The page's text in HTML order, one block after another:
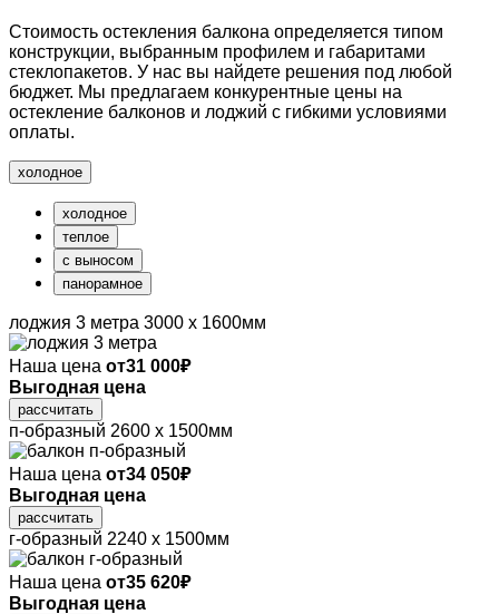
Стоимость остекления балкона определяется типом
конструкции, выбранным профилем и габаритами
стеклопакетов. У нас вы найдете решения под любой
бюджет. Мы предлагаем конкурентные цены на
остекление балконов и лоджий с гибкими условиями
оплаты.
холодное
холодное
теплое
с выносом
панорамное
лоджия 3 метра 3000 х 1600мм
Наша цена от31 000₽
Выгодная цена
рассчитать
п-образный 2600 х 1500мм
Наша цена от34 050₽
Выгодная цена
рассчитать
г-образный 2240 х 1500мм
Наша цена от35 620₽
Выгодная цена